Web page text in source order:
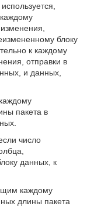
блоку
к каждому
отправки в
и данных,
пакета в
число
данных, к
каждому
длины пакета